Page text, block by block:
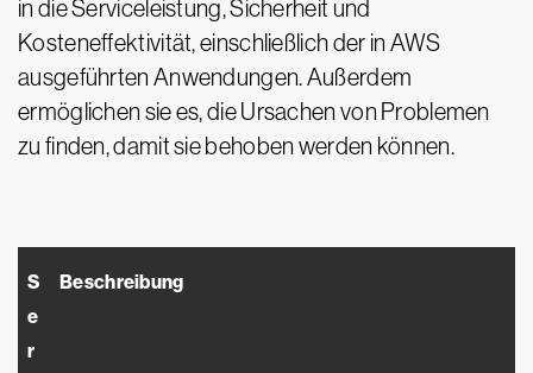
in die Serviceleistung, Sicherheit und
Kosteneffektivität, einschließlich der in AWS
ausgeführten Anwendungen. Außerdem
ermöglichen sie es, die Ursachen von Problemen
zu finden, damit sie behoben werden können.
S
e
r
Beschreibung